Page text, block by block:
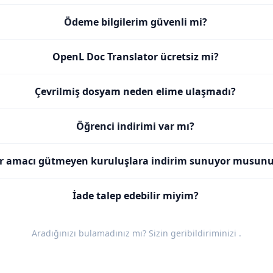
Ödeme bilgilerim güvenli mi?
OpenL Doc Translator ücretsiz mi?
Çevrilmiş dosyam neden elime ulaşmadı?
Öğrenci indirimi var mı?
amacı gütmeyen kuruluşlara indirim sunuyor
İade talep edebilir miyim?
Aradığınızı bulamadınız mı? Sizin geribildiriminizi .